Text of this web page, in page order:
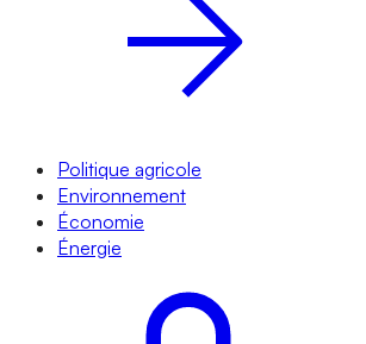
Politique agricole
Environnement
Économie
Énergie